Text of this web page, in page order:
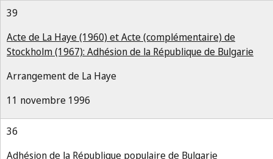
39
Acte de La Haye (1960) et Acte (complémentaire) de
Stockholm (1967): Adhésion de la République de Bulgarie
Arrangement de La Haye
11 novembre 1996
36
Adhésion de la République populaire de Bulgarie